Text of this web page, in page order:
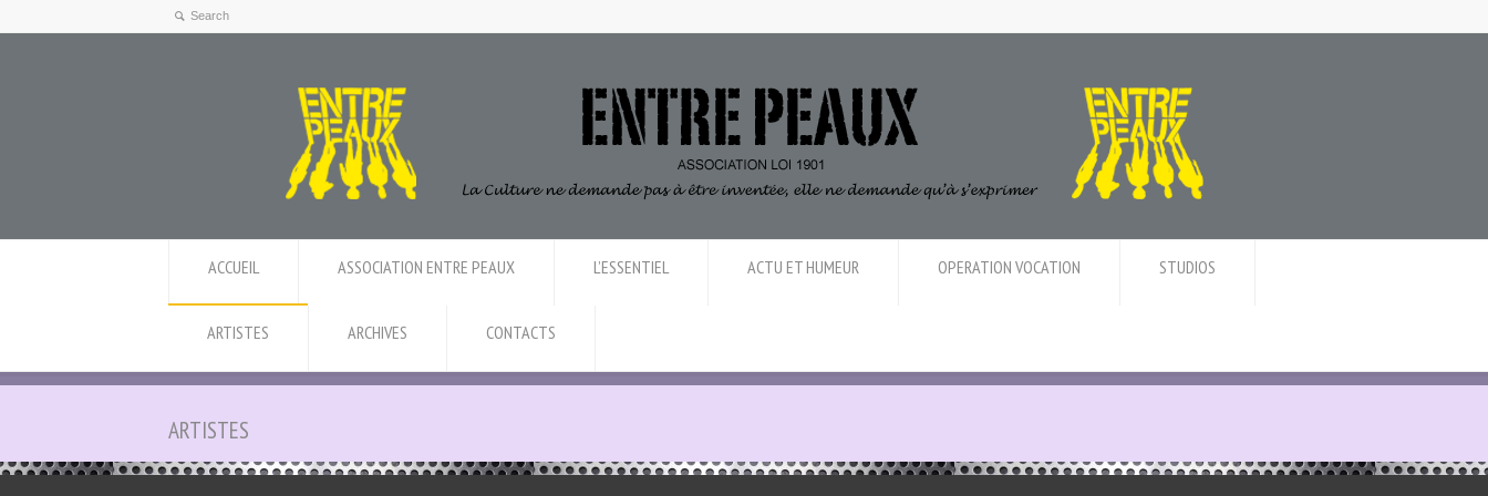
ACCUEIL ASSOCIATION ENTRE PEAUX L’ESSENTIEL ACTU ET HUMEUR OPERATION VOCATION STUDIOS
ARTISTES ARCHIVES CONTACTS
ARTISTES